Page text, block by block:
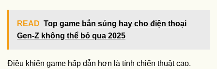
READ Top game bắn súng hay cho điện thoại
Gen-Z không thể bỏ qua 2025
Điều khiến game hấp dẫn hơn là tính chiến thuật cao.